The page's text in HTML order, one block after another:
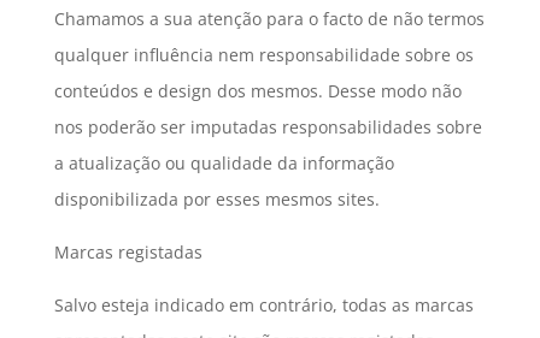
Chamamos a sua atenção para o facto de não termos
qualquer influência nem responsabilidade sobre os
conteúdos e design dos mesmos. Desse modo não
nos poderão ser imputadas responsabilidades sobre
a atualização ou qualidade da informação
disponibilizada por esses mesmos sites.
Marcas registadas
Salvo esteja indicado em contrário, todas as marcas